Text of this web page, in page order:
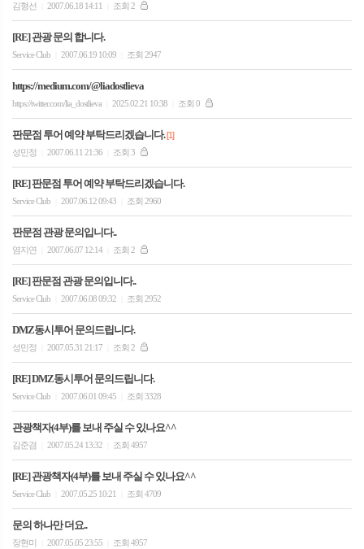
김형선 2007.06.18 14:11 조회 2
[RE] 관광 문의 합니다.
Service Club 2007.06.19 10:09 조회 2947
https://medium.com/@liadostlieva
https://twitter.com/lia_dostlieva 2025.02.21 10:38 조회 0
판문점 투어 예약 부탁드리겠습니다.[1]
성민정
2007.06.11 21:36 조회 3
[RE] 판문점 투어 예약 부탁드리겠습니다.
Service Club 2007.06.12 09:43 조회 2960
판문점 관광 문의입니다..
염지연 2007.06.07 12:14 조회 2
[RE] 판문점 관광 문의입니다..
Service Club 2007.06.08 09:32 조회 2952
DMZ동시투어 문의드립니다.
성민정 2007.05.31 21:17 조회 2
[RE] DMZ동시투어 문의드립니다.
Service Club 2007.06.01 09:45 조회 3328
관광책자(4부)를 보내 주실 수 있나요^^
김준겸 2007.05.24 13:32 조회 4957
[RE] 관광책자(4부)를 보내 주실 수 있나요^^
Service Club 2007.05.25 10:21 조회 4709
문의 하나만 더요..
장현미 2007.05.05 23:55 조회 4957